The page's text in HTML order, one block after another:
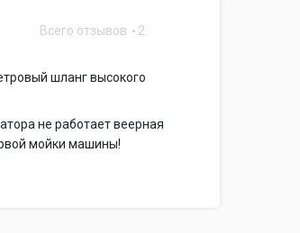
Всего отзывов 2
шланг высокого
не работает веерная
мойки машины!